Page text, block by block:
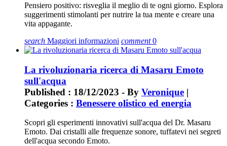
Pensiero positivo: risveglia il meglio di te ogni giorno. Esplora
suggerimenti stimolanti per nutrire la tua mente e creare una
vita appagante.
search Maggiori informazioni comment0
La rivoluzionaria ricerca di Masaru Emoto
sull'acqua
Published : 18/12/2023 - By Veronique |
Categories : Benessere olistico ed energia
Scopri gli esperimenti innovativi sull'acqua del Dr. Masaru
Emoto. Dai cristalli alle frequenze sonore, tuffatevi nei segreti
dell'acqua secondo Emoto.